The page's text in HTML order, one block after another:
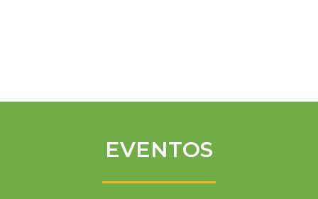
EVENTOS